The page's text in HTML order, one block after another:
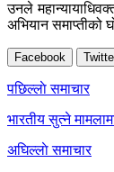
उनले
अभियान समाप्तीको
Facebook
Post
navigation
पछिल्लाे समाचार
भारतीय सुत्ने
अघिल्लाे समाचार